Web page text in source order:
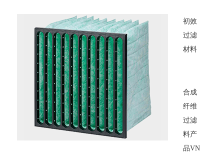
初效
过滤
材料
合成
纤维
过滤
料产
品VN